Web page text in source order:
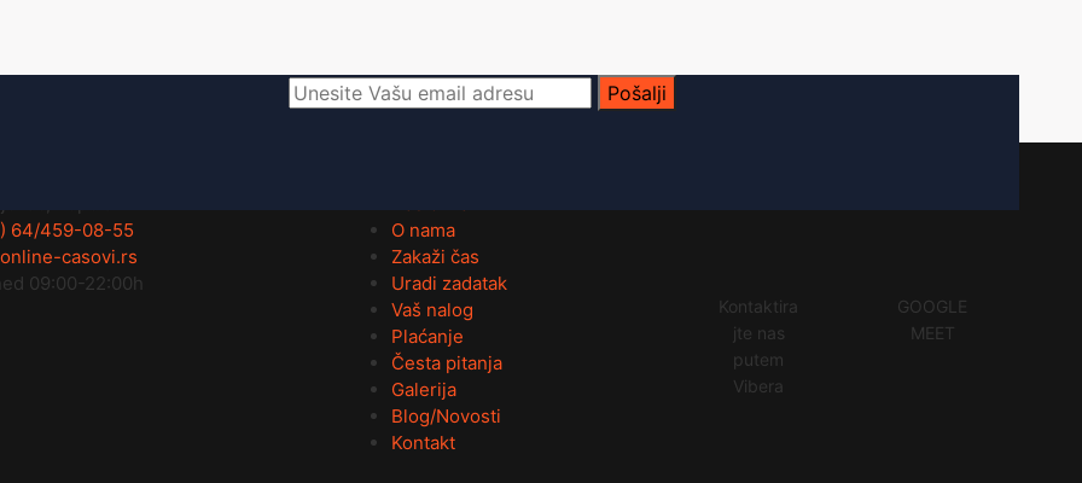
Pošalji
64/459-08-55
casovi.rs
09:00-22:00h
O nama
Zakaži čas
Uradi zadatak
Vaš nalog
Plaćanje
Česta pitanja
Galerija
Blog/Novosti
Kontakt
Kontaktira
jte nas
putem
Vibera
GOOGLE
MEET